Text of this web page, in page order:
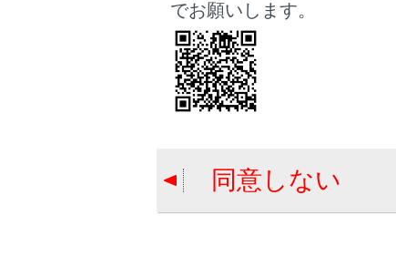
画面表示設定
サイト利用について
でお願いします。
同意しない